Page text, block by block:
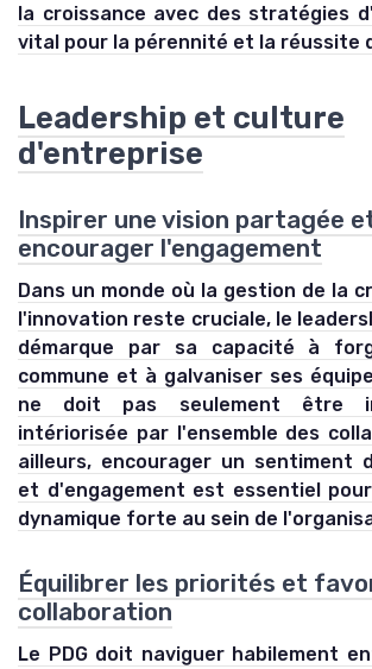
la croissance avec des stratégies
vital pour la pérennité et la réussite
Leadership et culture
d'entreprise
Inspirer une vision partagée
encourager l'engagement
Dans un monde où la gestion de la
l'innovation reste cruciale, le
démarque par sa capacité à
commune et à galvaniser ses
ne doit pas seulement être
intériorisée par l'ensemble des
ailleurs, encourager un sentiment
et d'engagement est essentiel
dynamique forte au sein de
Équilibrer les priorités et
collaboration
Le PDG doit naviguer habilement